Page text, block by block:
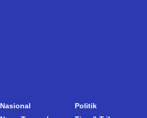
Nasional
Politik